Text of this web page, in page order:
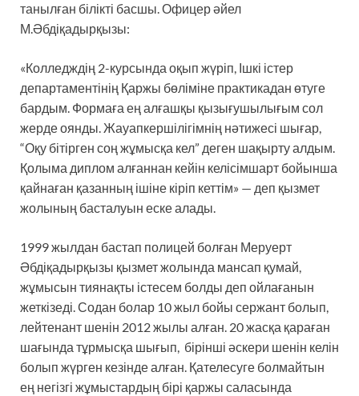
танылған білікті басшы. Офицер әйел
М.Әбдіқадырқызы:
«Колледждің 2-курсында оқып жүріп, Ішкі істер
департаментінің Қаржы бөліміне практикадан өтуге
бардым. Формаға ең алғашқы қызығушылығым сол
жерде оянды. Жауапкершілігімнің нәтижесі шығар,
“Оқу бітірген соң жұмысқа кел” деген шақырту алдым.
Қолыма диплом алғаннан кейін келісімшарт бойынша
қайнаған қазанның ішіне кіріп кеттім» — деп қызмет
жолының басталуын еске алады.
1999 жылдан бастап полицей болған Меруерт
Әбдіқадырқызы қызмет жолында мансап қумай,
жұмысын тиянақты істесем болды деп ойлағанын
жеткізеді. Содан болар 10 жыл бойы сержант болып,
лейтенант шенін 2012 жылы алған. 20 жасқа қараған
шағында тұрмысқа шығып, бірінші әскери шенін келін
болып жүрген кезінде алған. Қателесуге болмайтын
ең негізгі жұмыстардың бірі қаржы саласында